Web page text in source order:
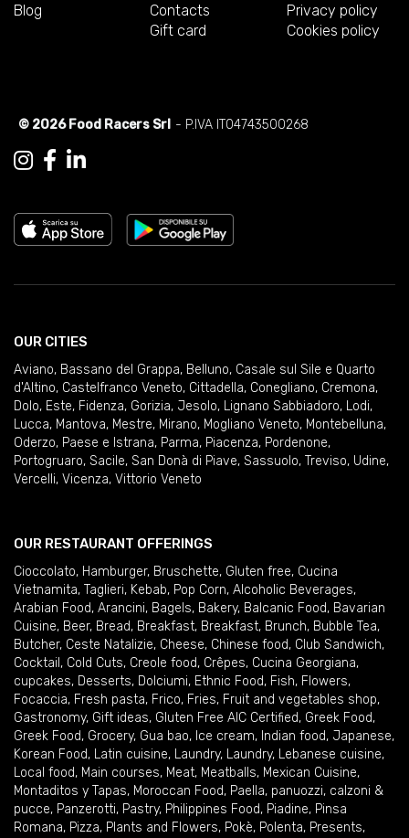
Blog
Contacts
Gift card
Privacy policy
Cookies policy
© 2026 Food Racers Srl - P.IVA IT04743500268
OUR CITIES
Aviano, Bassano del Grappa, Belluno, Casale sul Sile e Quarto
d'Altino, Castelfranco Veneto, Cittadella, Conegliano, Cremona,
Dolo, Este, Fidenza, Gorizia, Jesolo, Lignano Sabbiadoro, Lodi,
Lucca, Mantova, Mestre, Mirano, Mogliano Veneto, Montebelluna,
Oderzo, Paese e Istrana, Parma, Piacenza, Pordenone,
Portogruaro, Sacile, San Donà di Piave, Sassuolo, Treviso, Udine,
Vercelli, Vicenza, Vittorio Veneto
OUR RESTAURANT OFFERINGS
Cioccolato, Hamburger, Bruschette, Gluten free, Cucina
Vietnamita, Taglieri, Kebab, Pop Corn, Alcoholic Beverages,
Arabian Food, Arancini, Bagels, Bakery, Balcanic Food, Bavarian
Cuisine, Beer, Bread, Breakfast, Breakfast, Brunch, Bubble Tea,
Butcher, Ceste Natalizie, Cheese, Chinese food, Club Sandwich,
Cocktail , Cold Cuts, Creole food, Crêpes, Cucina Georgiana,
cupcakes, Desserts, Dolciumi, Ethnic Food, Fish, Flowers,
Focaccia, Fresh pasta, Frico, Fries, Fruit and vegetables shop,
Gastronomy, Gift ideas, Gluten Free AIC Certified, Greek Food,
Greek Food, Grocery, Gua bao, Ice cream, Indian food, Japanese,
Korean Food, Latin cuisine, Laundry, Laundry, Lebanese cuisine,
Local food, Main courses, Meat, Meatballs, Mexican Cuisine,
Montaditos y Tapas, Moroccan Food, Paella, panuozzi, calzoni &
pucce, Panzerotti, Pastry, Philippines Food, Piadine, Pinsa
Romana, Pizza, Plants and Flowers, Pokè, Polenta, Presents,